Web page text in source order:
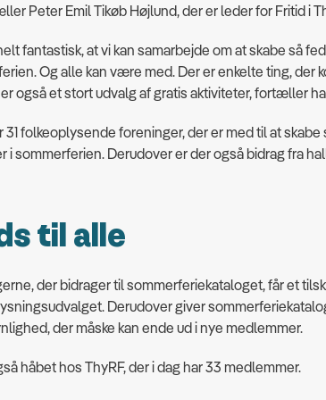
Peter Emil Tikøb Højlund, der er leder for Fritid i
fantastisk, at vi kan samarbejde om at skabe så
Og alle kan være med. Der er enkelte ting, der
også et stort udvalg af gratis aktiviteter, fortæller
31 folkeoplysende foreninger, der er med til at
i sommerferien. Derudover er der også bidrag fra
til alle
der bidrager til sommerferiekataloget, får et
Derudover giver
der måske kan ende ud i nye medlemmer.
håbet hos ThyRF, der i dag har 33 medlemmer.